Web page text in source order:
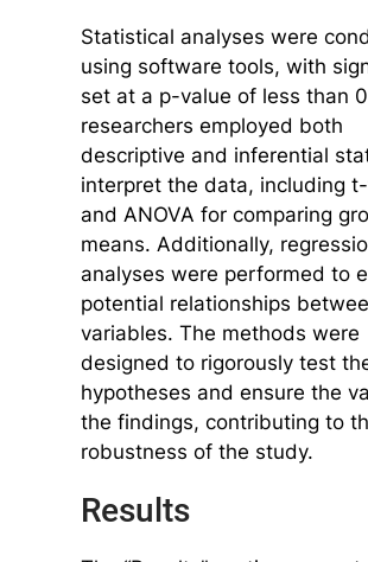
Statistical analyses were
using software tools, with
set at a p-value of less than
researchers employed both
descriptive and inferential
interpret the data, including
and ANOVA for comparing
means. Additionally,
analyses were performed to
potential relationships
variables. The methods were
designed to rigorously test
hypotheses and ensure the
the findings, contributing to
robustness of the study.
Results